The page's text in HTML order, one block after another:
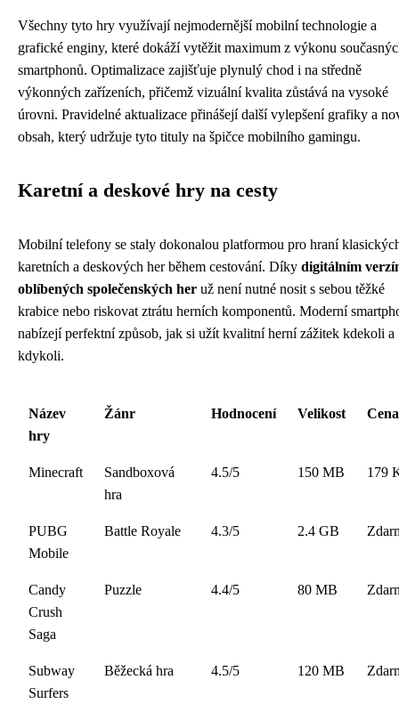
Všechny tyto hry využívají nejmodernější mobilní technologie a
grafické enginy, které dokáží vytěžit maximum z výkonu
smartphonů. Optimalizace zajišťuje plynulý chod i na středně
výkonných zařízeních, přičemž vizuální kvalita zůstává na vysoké
úrovni. Pravidelné aktualizace přinášejí další vylepšení grafiky a
obsah, který udržuje tyto tituly na špičce mobilního gamingu.
Karetní a deskové hry na cesty
Mobilní telefony se staly dokonalou platformou pro hraní
karetních a deskových her během cestování. Díky digitálním
oblíbených společenských her už není nutné nosit s sebou těžké
krabice nebo riskovat ztrátu herních komponentů. Moderní
nabízejí perfektní způsob, jak si užít kvalitní herní zážitek kdekoli a
kdykoli.
Název
hry
Žánr Hodnocení Velikost Cena
Minecraft
Sandboxová
hra
4.5/5 150 MB 179
PUBG
Mobile
Battle Royale 4.3/5 2.4 GB
Candy
Crush
Saga
Puzzle 4.4/5 80 MB
Subway
Surfers
Běžecká hra 4.5/5 120 MB